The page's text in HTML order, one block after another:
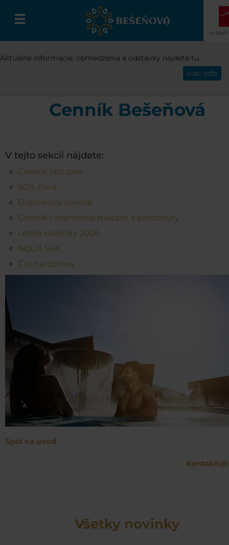
Slovenčina
CENNÍK CENNÍK BEŠEŇOVÁ
Cenník Bešeňová
V tejto sekcii nájdete:
Cenník vstupov
50% zľava
Doplnkový cenník
Cenník - Harmónia masáže a procedúry
Letné sezónky 2026
AQUA 5KA
Čip na domov
Spať na úvod
Všetky novinky
Aktuálne informácie, obmedzenia a odstávky nájdete tu.
viac info